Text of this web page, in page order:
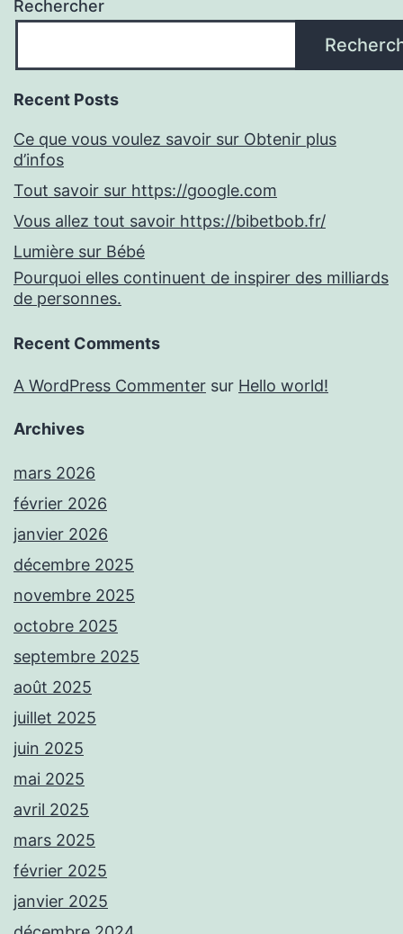
Rechercher
Recent Posts
Ce que vous voulez savoir sur Obtenir plus
d’infos
Tout savoir sur https://google.com
Vous allez tout savoir https://bibetbob.fr/
Lumière sur Bébé
Pourquoi elles continuent de inspirer des milliards
de personnes.
Recent Comments
A WordPress Commenter sur Hello world!
Archives
mars 2026
février 2026
janvier 2026
décembre 2025
novembre 2025
octobre 2025
septembre 2025
août 2025
juillet 2025
juin 2025
mai 2025
avril 2025
mars 2025
février 2025
janvier 2025